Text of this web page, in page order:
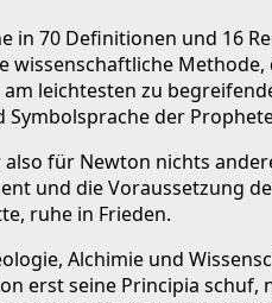
in 70 Definitionen und 16
wissenschaftliche
leichtesten zu
der
für Newton nichts
und die Voraussetzung
ruhe in Frieden.
Alchimie und
erst seine Principia